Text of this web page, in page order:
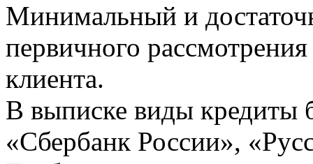
Минимальный и
первичного
клиента.
В выписке виды кредиты
«Сбербанк России»,